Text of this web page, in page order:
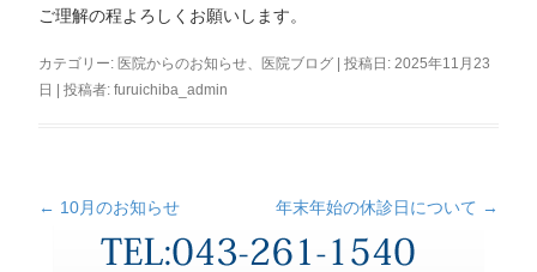
ご理解の程よろしくお願いします。
カテゴリー: 医院からのお知らせ、 医院ブログ | 投稿日:2025年11月23
日
|投稿者:furuichiba_admin
← 10月のお知らせ 年末年始の休診日について →